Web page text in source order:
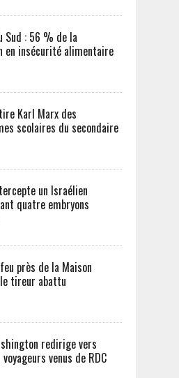
Sud : 56 % de la
en insécurité alimentaire
Karl Marx des
scolaires du secondaire
un Israélien
quatre embryons
près de la Maison
tireur abattu
redirige vers
venus de RDC